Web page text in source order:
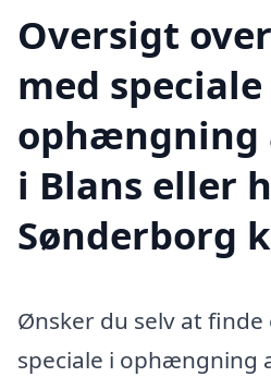
Oversigt
med speciale
ophængning
i Blans eller
Sønderborg
Ønsker du selv at
speciale i ophængning